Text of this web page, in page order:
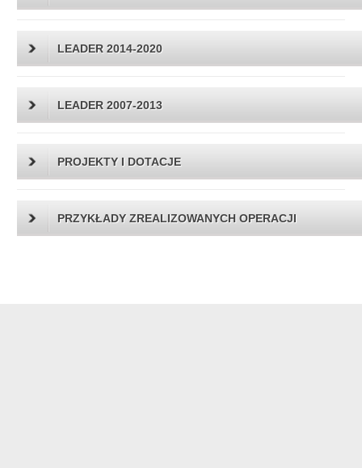
LEADER 2014-2020
LEADER 2007-2013
PROJEKTY I DOTACJE
PRZYKŁADY ZREALIZOWANYCH OPERACJI